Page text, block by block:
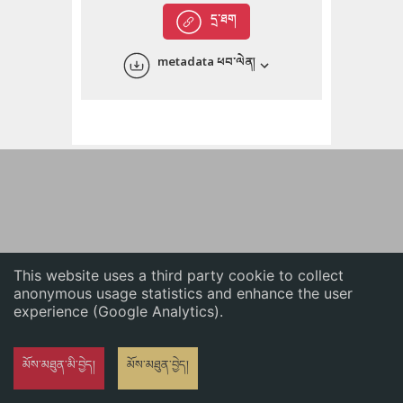
This website uses a third party cookie to collect
anonymous usage statistics and enhance the user
experience (Google Analytics).
མོས་མཐུན་མི་བྱེད། མོས་མཐུན་བྱེད།
English
དྲ་ཐག
metadata ཕབ་ལེན།